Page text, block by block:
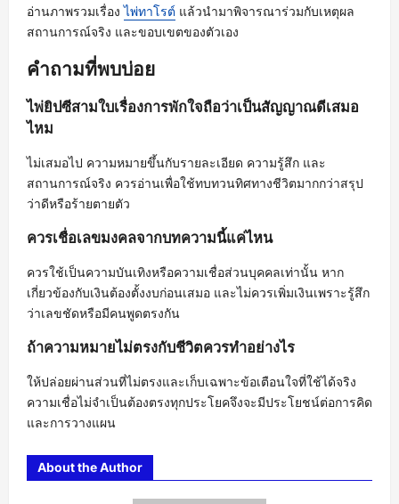
อ่านภาพรวมเรื่องไพ่ทาโรต์ แล้วนำมาพิจารณาร่วมกับเหตุผล
สถานการณ์จริง และขอบเขตของตัวเอง
คำถามที่พบบ่อย
ไพ่ยิปซีสามใบเรื่องการพักใจถือว่าเป็นสัญญาณดีเสมอ
ไหม
ไม่เสมอไป ความหมายขึ้นกับรายละเอียด ความรู้สึก และ
สถานการณ์จริง ควรอ่านเพื่อใช้ทบทวนทิศทางชีวิตมากกว่าสรุป
ว่าดีหรือร้ายตายตัว
ควรเชื่อเลขมงคลจากบทความนี้แค่ไหน
ควรใช้เป็นความบันเทิงหรือความเชื่อส่วนบุคคลเท่านั้น หาก
เกี่ยวข้องกับเงินต้องตั้งงบก่อนเสมอ และไม่ควรเพิ่มเงินเพราะรู้สึก
ว่าเลขชัดหรือมีคนพูดตรงกัน
ถ้าความหมายไม่ตรงกับชีวิตควรทำอย่างไร
ให้ปล่อยผ่านส่วนที่ไม่ตรงและเก็บเฉพาะข้อเตือนใจที่ใช้ได้จริง
ความเชื่อไม่จำเป็นต้องตรงทุกประโยคจึงจะมีประโยชน์ต่อการคิด
และการวางแผน
About the Author